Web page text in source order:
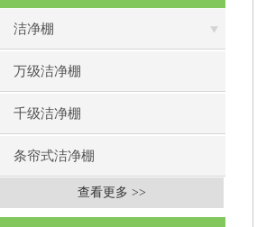
洁净棚
万级洁净棚
千级洁净棚
条帘式洁净棚
查看更多 >>